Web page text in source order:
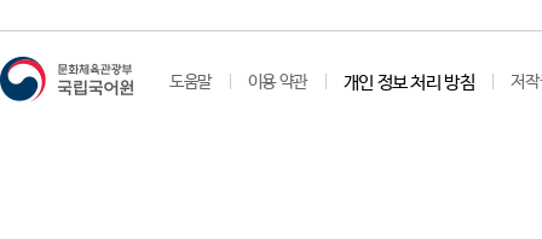
도움말 이용 약관 개인 정보 처리 방침 저